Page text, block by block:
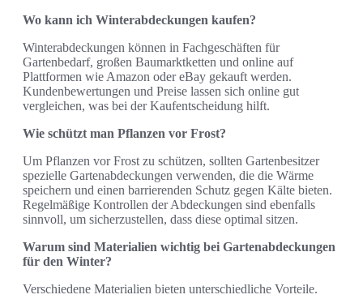
Wo kann ich Winterabdeckungen kaufen?
Winterabdeckungen können in Fachgeschäften für
Gartenbedarf, großen Baumarktketten und online auf
Plattformen wie Amazon oder eBay gekauft werden.
Kundenbewertungen und Preise lassen sich online gut
vergleichen, was bei der Kaufentscheidung hilft.
Wie schützt man Pflanzen vor Frost?
Um Pflanzen vor Frost zu schützen, sollten Gartenbesitzer
spezielle Gartenabdeckungen verwenden, die die Wärme
speichern und einen barrierenden Schutz gegen Kälte bieten.
Regelmäßige Kontrollen der Abdeckungen sind ebenfalls
sinnvoll, um sicherzustellen, dass diese optimal sitzen.
Warum sind Materialien wichtig bei Gartenabdeckungen
für den Winter?
Verschiedene Materialien bieten unterschiedliche Vorteile.